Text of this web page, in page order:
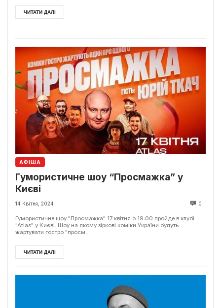
ЧИТАТИ ДАЛІ
АФІША
Гумористичне шоу “Просмажка” у
Києві
14 Квітня, 2024 0
Гумористичне шоу "Просмажка" 17 квітня о 19:00 пройде в клубі
"Atlas" у Києві. Шоу на якому зіркові коміки України будуть
жартувати гостро "просм...
ЧИТАТИ ДАЛІ